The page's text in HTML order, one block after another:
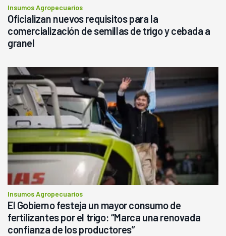
Insumos Agropecuarios
Oficializan nuevos requisitos para la
comercialización de semillas de trigo y cebada a
granel
Insumos Agropecuarios
El Gobierno festeja un mayor consumo de
fertilizantes por el trigo: “Marca una renovada
confianza de los productores”